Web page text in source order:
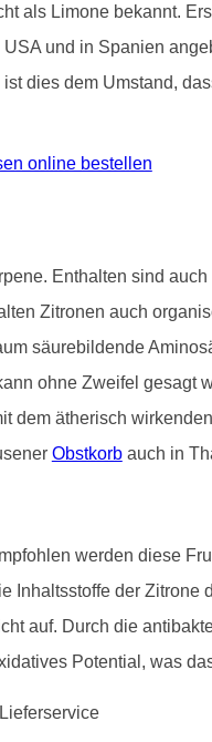
als Limone bekannt.
und in Spanien
dies dem Umstand,
online bestellen
Enthalten sind
Zitronen auch
säurebildende
ohne Zweifel
dem ätherisch
Obstkorbauch in
werden diese
Inhaltsstoffe der
auf. Durch die
Potential, was